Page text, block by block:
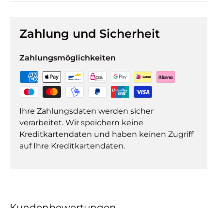
Zahlung und Sicherheit
Zahlungsmöglichkeiten
Ihre Zahlungsdaten werden sicher
verarbeitet. Wir speichern keine
Kreditkartendaten und haben keinen Zugriff
auf Ihre Kreditkartendaten.